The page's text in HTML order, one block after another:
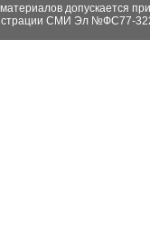
допускается
СМИ Эл №ФС77-